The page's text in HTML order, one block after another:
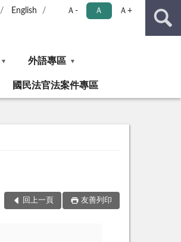
English Ａ- Ａ Ａ+
外語專區
國民法官法案件專區
回上一頁 友善列印